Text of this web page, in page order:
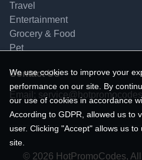
Travel
Entertainment
Grocery & Food
Pet
Contact Us
Email:
© 2026 HotPromoCodes,
We use cookies to improve your
performance on our site. By
our use of cookies in accordance
According to GDPR, allowed us to
user. Clicking "Accept" allows us
site.